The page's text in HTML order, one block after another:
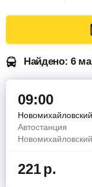
Найдено: 6
09:00
Новомихайловский
Автостанция
Новомихайловский
221р.